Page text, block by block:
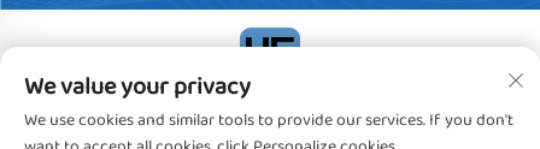
Copyright © 2024, Dongguan Hengfu Plastic Products Co., Ltd.
Tutti i diritti riservatiInformativa sulla privacy
We value your privacy
We use cookies and similar tools to provide our services. If you don't